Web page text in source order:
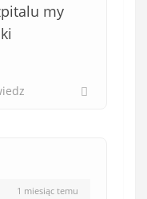
my
1 miesiąc temu